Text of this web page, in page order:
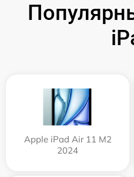
Apple iPad Air 11 M2
2024